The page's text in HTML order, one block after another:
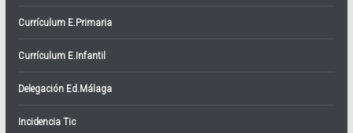
Currículum E.Primaria
Currículum E.Infantil
Delegación Ed.Málaga
Incidencia Tic